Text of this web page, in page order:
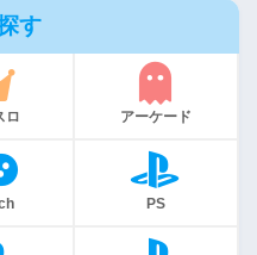
す
ロ アーケード
PS